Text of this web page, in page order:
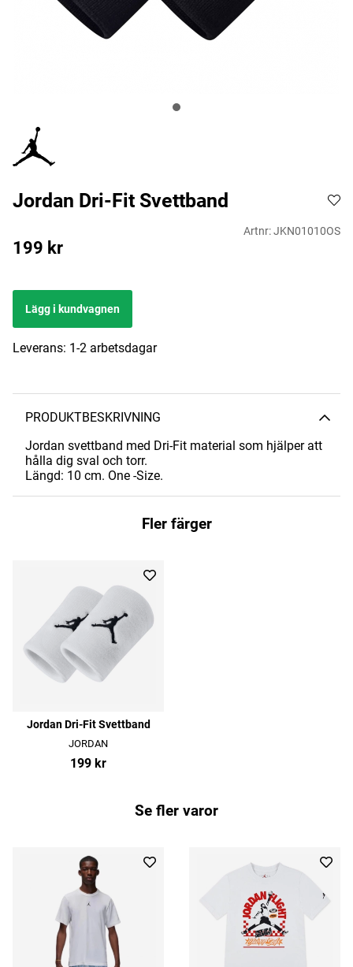
Jordan Dri-Fit Svettband
Artnr:JKN01010OS
199 kr
Lägg i kundvagnen
Leverans: 1-2 arbetsdagar
PRODUKTBESKRIVNING
Jordan svettband med Dri-Fit material som hjälper att
hålla dig sval och torr.
Längd: 10 cm. One -Size.
Fler färger
Jordan Dri-Fit Svettband
JORDAN
199 kr
Se fler varor